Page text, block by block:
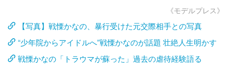
《モデルプレス》
【写真】戦慄かなの、暴行受けた元交際相手との写真
“少年院からアイドルへ”戦慄かなのが話題 壮絶人生明かす
戦慄かなの「トラウマが蘇った」過去の虐待経験語る